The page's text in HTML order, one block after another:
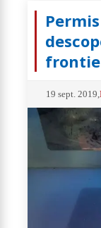
19 sept. 2019 ,